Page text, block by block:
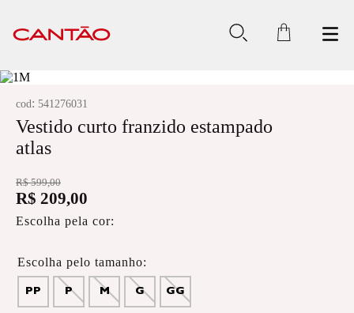
cod: 541276031
Vestido curto franzido estampado
atlas
R$ 599,00
R$ 209,00
Escolha pela cor:
PP P M G GG